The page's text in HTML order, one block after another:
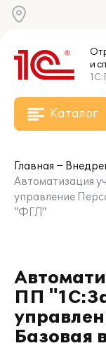
и
Каталог
Главная
Автоматизация
управление
"ФГЛ"
ПП
Базовая